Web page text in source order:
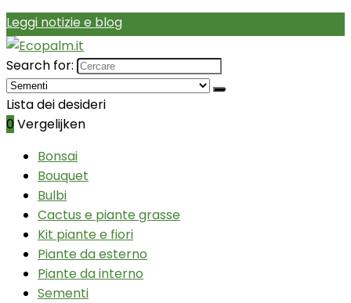
Leggi notizie e blog
Search for:
Lista dei desideri
0 Vergelijken
Bonsai
Bouquet
Bulbi
Cactus e piante grasse
Kit piante e fiori
Piante da esterno
Piante da interno
Sementi